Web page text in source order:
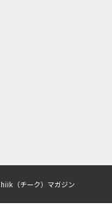
（チーク）マガジン